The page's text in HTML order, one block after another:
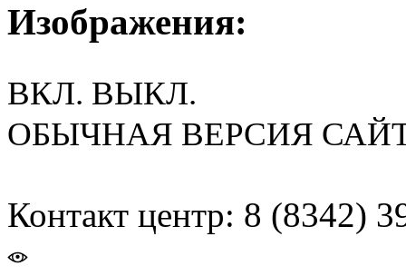
Изображения:
ВКЛ. ВЫКЛ.
ОБЫЧНАЯ ВЕРСИЯ
Контакт центр: 8 (8342)